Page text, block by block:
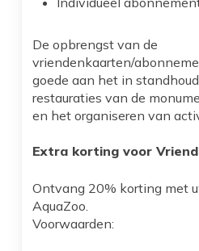
De opbrengst van de
vriendenkaarten/
goede aan het in
restauraties van de
en het organiseren van
Extra korting voor
Ontvang 20% korting met
AquaZoo.
Voorwaarden: